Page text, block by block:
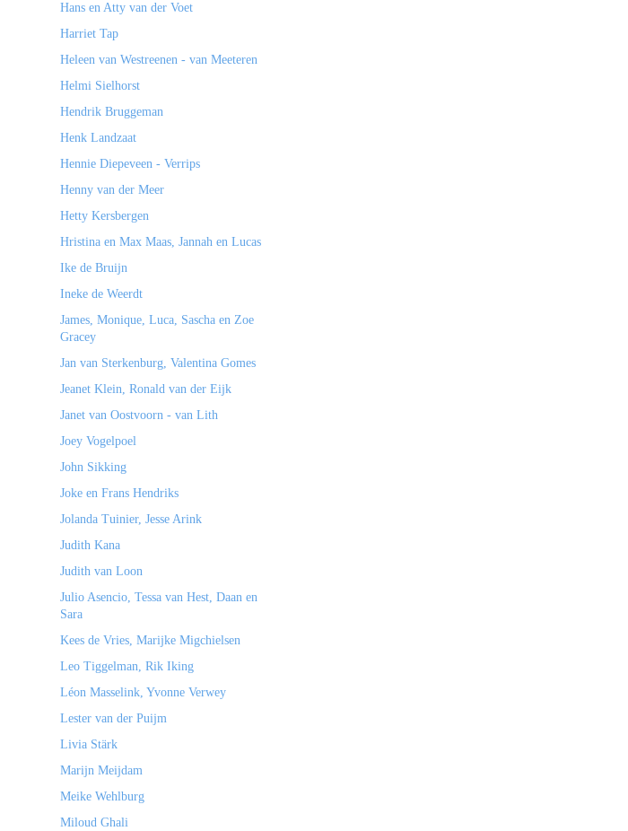
Hans en Atty van der Voet
Harriet Tap
Heleen van Westreenen - van Meeteren
Helmi Sielhorst
Hendrik Bruggeman
Henk Landzaat
Hennie Diepeveen - Verrips
Henny van der Meer
Hetty Kersbergen
Hristina en Max Maas, Jannah en Lucas
Ike de Bruijn
Ineke de Weerdt
James, Monique, Luca, Sascha en Zoe
Gracey
Jan van Sterkenburg, Valentina Gomes
Jeanet Klein, Ronald van der Eijk
Janet van Oostvoorn - van Lith
Joey Vogelpoel
John Sikking
Joke en Frans Hendriks
Jolanda Tuinier, Jesse Arink
Judith Kana
Judith van Loon
Julio Asencio, Tessa van Hest, Daan en
Sara
Kees de Vries, Marijke Migchielsen
Leo Tiggelman, Rik Iking
Léon Masselink, Yvonne Verwey
Lester van der Puijm
Livia Stärk
Marijn Meijdam
Meike Wehlburg
Miloud Ghali